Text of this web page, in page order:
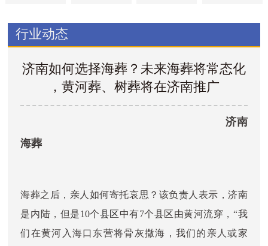
行业动态
济南如何选择海葬？未来海葬将常态化
，黄河葬、树葬将在济南推广
济南
海葬
海葬之后，亲人如何寄托哀思？该负责人表示，济南
是内陆，但是10个县区中有7个县区由黄河流穿，“我
们在黄河入海口东营将骨灰撒海，我们的亲人或家